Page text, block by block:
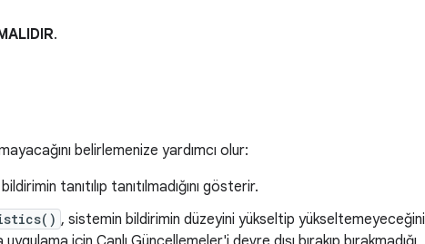
.
belirlemenize yardımcı olur:
tanıtılıp tanıtılmadığını gösterir.
, sistemin bildirimin düzeyini yükseltip yükseltemeyeceğini